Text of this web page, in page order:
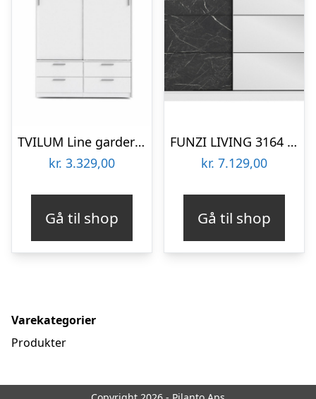
TVILUM Line garderobeskab, m. 2 skydelåger og 4 skuffer – hvid folie
kr. 3.329,00
Gå til shop
FUNZI LIVING 3164 garderobeskab, spejl, 2 skydelåger, 2 bøjlestænger, 2 skuffer – hvid/sort melamin
kr. 7.129,00
Gå til shop
Varekategorier
Produkter